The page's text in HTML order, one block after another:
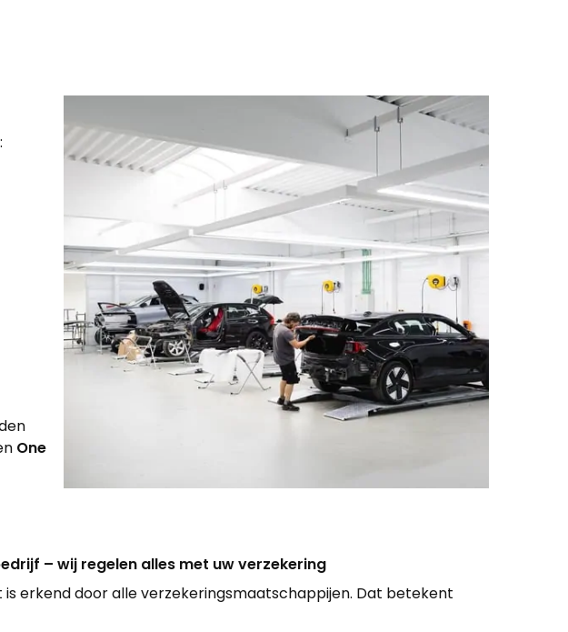
One
– wij regelen alles met uw verzekering
erkend door alle verzekeringsmaatschappijen. Dat betekent